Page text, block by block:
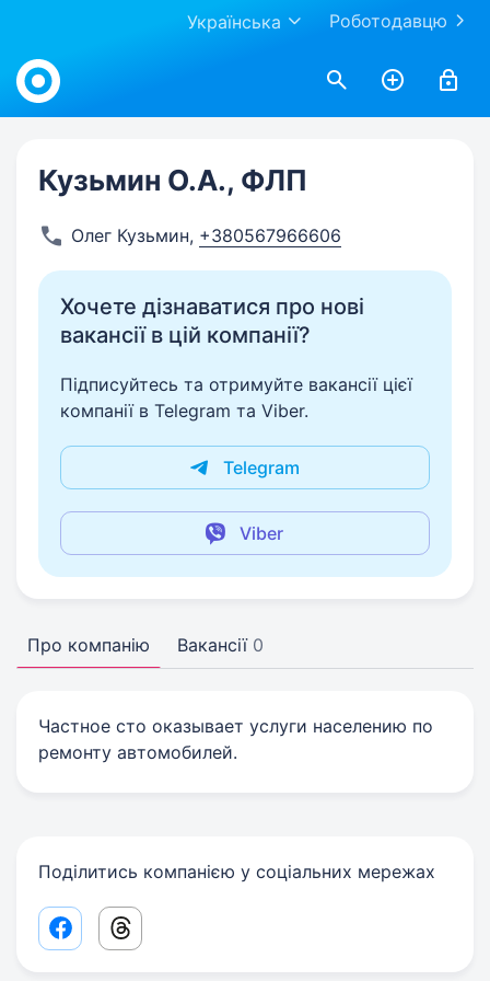
Роботодавцю
Українська
Work.ua
Кузьмин О.А., ФЛП
Олег Кузьмин, +380567966606
Хочете дізнаватися про нові
вакансії в цій компанії?
Підписуйтесь та отримуйте вакансії цієї
компанії в Telegram та Viber.
Telegram
Viber
Про компанію Вакансії 0
Частное сто оказывает услуги населению по
ремонту автомобилей.
Поділитись компанією у соціальних мережах
Facebook share link
Threads share link